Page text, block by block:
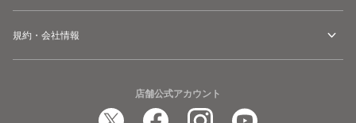
規約・会社情報
店舗公式アカウント